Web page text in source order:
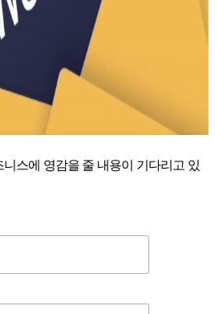
스에 영감을 줄 내용이 기다리고 있